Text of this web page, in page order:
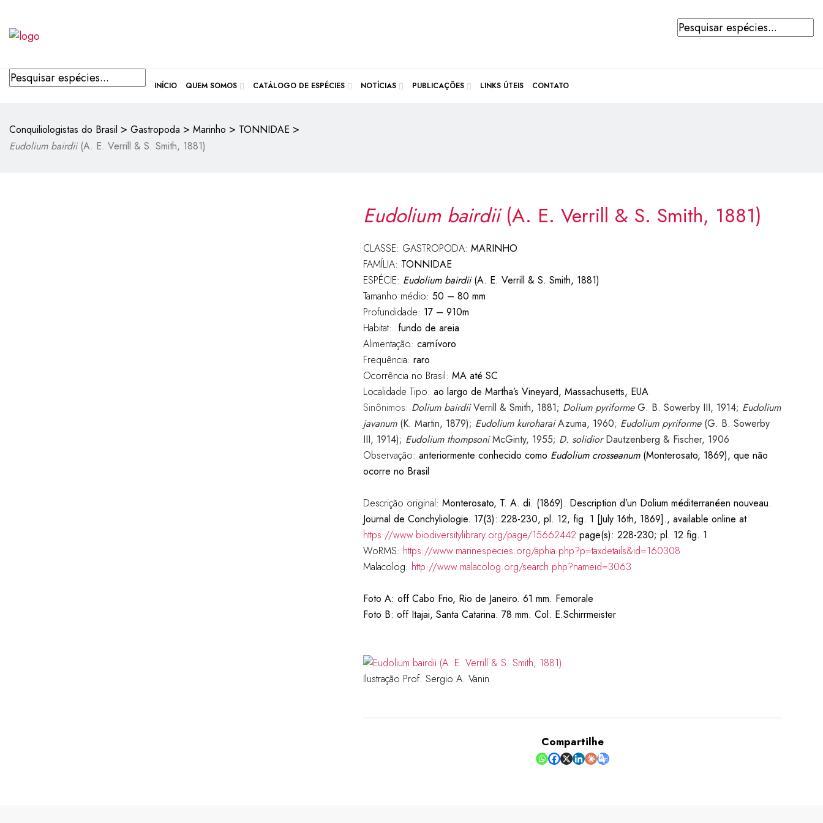
INÍCIO QUEM SOMOS CATÁLOGO DE ESPÉCIES NOTÍCIAS PUBLICAÇÕES LINKS ÚTEIS CONTATO
Conquiliologistas do Brasil > Gastropoda > Marinho > TONNIDAE >
Eudolium bairdii(A. E. Verrill & S. Smith, 1881)
Eudolium bairdii(A. E. Verrill & S. Smith, 1881)
CLASSE: GASTROPODA: MARINHO
FAMÍLIA: TONNIDAE
ESPÉCIE: Eudolium bairdii(A. E. Verrill & S. Smith, 1881)
Tamanho médio: 50 – 80 mm
Profundidade: 17 – 910m
Habitat: fundo de areia
Alimentação: carnívoro
Frequência: raro
Ocorrência no Brasil: MA até SC
Localidade Tipo: ao largo de Martha’s Vineyard, Massachusetts, EUA
Sinônimos: Dolium bairdii Verrill & Smith, 1881; Dolium pyriformeG. B. Sowerby III, 1914; Eudolium
javanum(K. Martin, 1879); Eudolium kuroharai Azuma, 1960; Eudolium pyriforme(G. B. Sowerby
III, 1914); Eudolium thompsoniMcGinty, 1955; D. solidiorDautzenberg & Fischer, 1906
Observação: anteriormente conhecido como Eudolium crosseanum(Monterosato, 1869), que não
ocorre no Brasil
Descrição original: Monterosato, T. A. di. (1869). Description d’un Dolium méditerranéen nouveau.
Journal de Conchyliologie. 17(3): 228-230, pl. 12, fig. 1 [July 16th, 1869]., available online at
https://www.biodiversitylibrary.org/page/15662442 page(s): 228-230; pl. 12 fig. 1
WoRMS: https://www.marinespecies.org/aphia.php?p=taxdetails&id=160308
Malacolog: http://www.malacolog.org/search.php?nameid=3063
Foto A: off Cabo Frio, Rio de Janeiro. 61 mm. Femorale
Foto B: off Itajai, Santa Catarina. 78 mm. Col. E.Schirrmeister
Ilustração Prof. Sergio A. Vanin
Compartilhe